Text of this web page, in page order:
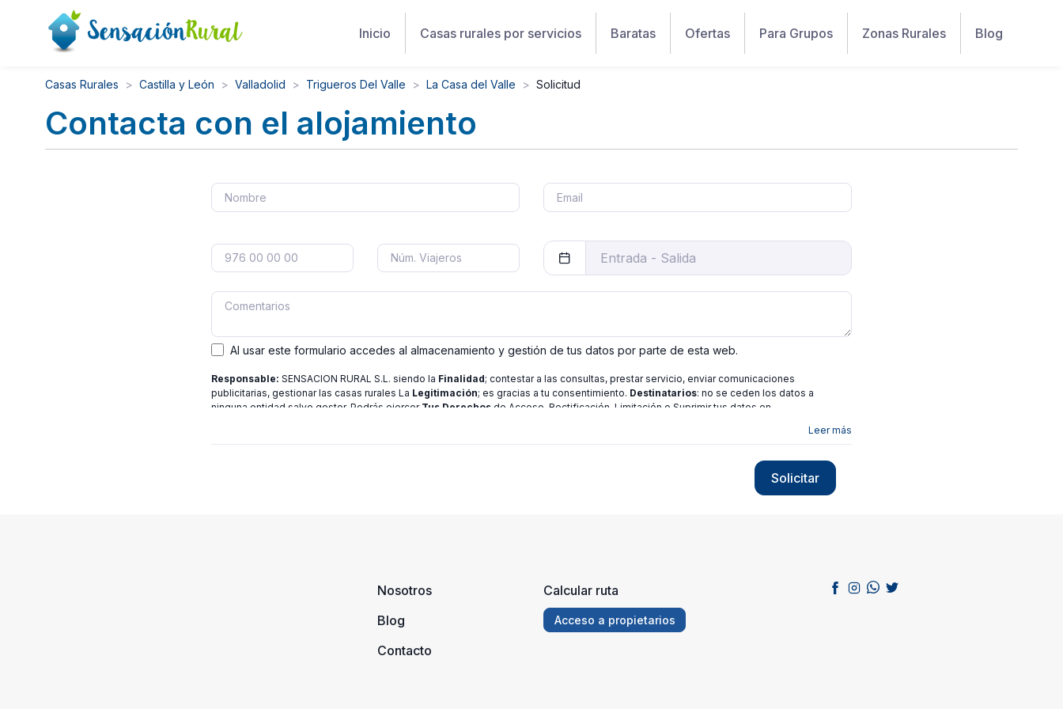
Inicio Casas rurales por servicios Baratas Ofertas Para Grupos Zonas Rurales Blog
Casas Rurales Castilla y León Valladolid Trigueros Del Valle La Casa del Valle Solicitud
Contacta con el alojamiento
Al usar este formulario accedes al almacenamiento y gestión de tus datos por parte de esta web.
Responsable: SENSACION RURAL S.L. siendo la Finalidad; contestar a las consultas, prestar servicio, enviar comunicaciones
publicitarias, gestionar las casas rurales La Legitimación; es gracias a tu consentimiento. Destinatarios: no se ceden los datos a
ninguna entidad salvo gestor. Podrás ejercer Tus Derechos de Acceso, Rectificación, Limitación o Suprimir tus datos en
Leer más
Solicitar
Nosotros
Blog
Contacto
Calcular ruta
Acceso a propietarios